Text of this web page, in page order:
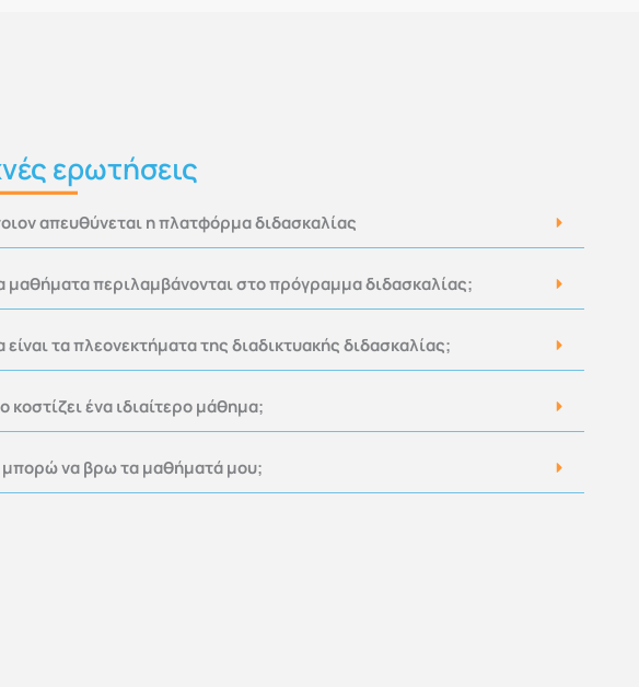
ερωτήσεις
απευθύνεται η πλατφόρμα διδασκαλίας
μαθήματα περιλαμβάνονται στο πρόγραμμα διδασκαλίας;
είναι τα πλεονεκτήματα της διαδικτυακής διδασκαλίας;
κοστίζει ένα ιδιαίτερο μάθημα;
να βρω τα μαθήματά μου;